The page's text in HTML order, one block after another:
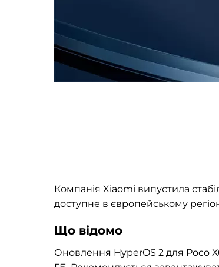
Компанія Xiaomi випустила
доступне в європейському
Що відомо
Оновлення HyperOS 2 для Poco